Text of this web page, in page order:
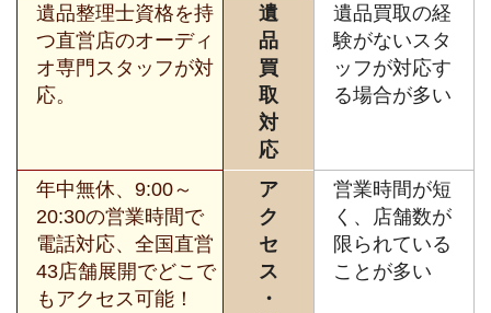
遺品整理士資格を持
つ直営店のオーディ
オ専門スタッフが対
応。
遺
品
買
取
対
応
遺品買取の経
験がないスタ
ッフが対応す
る場合が多い
年中無休、9:00～
20:30の営業時間で
電話対応、全国直営
43店舗展開でどこで
もアクセス可能！
ア
ク
セ
ス
・
営業時間が短
く、店舗数が
限られている
ことが多い